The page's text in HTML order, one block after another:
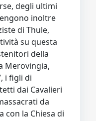
degli ultimi
inoltre
di Thule,
su questa
della
Merovingia,
i figli di
dai Cavalieri
da
con la Chiesa di